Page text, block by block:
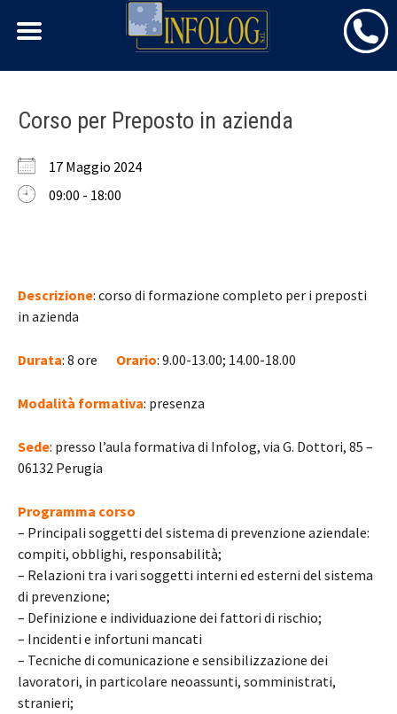
Skip
content
Corso per Preposto in azienda
17 Maggio 2024
09:00 - 18:00
Descrizione: corso di formazione completo per i preposti
in azienda
Durata: 8 ore Orario: 9.00-13.00; 14.00-18.00
Modalità formativa: presenza
Sede: presso l’aula formativa di Infolog, via G. Dottori, 85 –
06132 Perugia
Programma corso
– Principali soggetti del sistema di prevenzione aziendale:
compiti, obblighi, responsabilità;
– Relazioni tra i vari soggetti interni ed esterni del sistema
di prevenzione;
– Definizione e individuazione dei fattori di rischio;
– Incidenti e infortuni mancati
– Tecniche di comunicazione e sensibilizzazione dei
lavoratori, in particolare neoassunti, somministrati,
stranieri;